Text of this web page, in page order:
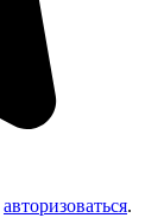
авторизоваться.